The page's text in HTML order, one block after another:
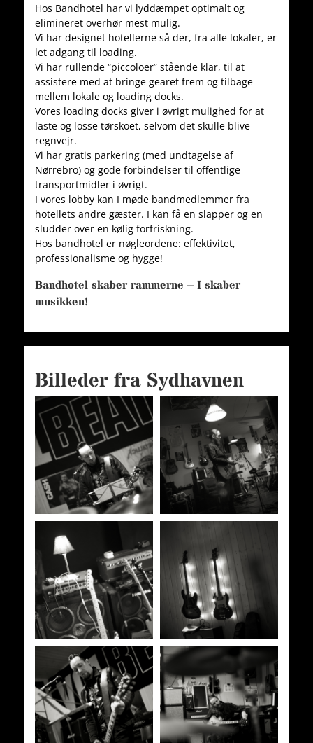
Hos Bandhotel har vi lyddæmpet optimalt og
elimineret overhør mest mulig.
Vi har designet hotellerne så der, fra alle lokaler, er
let adgang til loading.
Vi har rullende “piccoloer” stående klar, til at
assistere med at bringe gearet frem og tilbage
mellem lokale og loading docks.
Vores loading docks giver i øvrigt mulighed for at
laste og losse tørskoet, selvom det skulle blive
regnvejr.
Vi har gratis parkering (med undtagelse af
Nørrebro) og gode forbindelser til offentlige
transportmidler i øvrigt.
I vores lobby kan I møde bandmedlemmer fra
hotellets andre gæster. I kan få en slapper og en
sludder over en kølig forfriskning.
Hos bandhotel er nøgleordene: effektivitet,
professionalisme og hygge!
Bandhotel skaber rammerne – I skaber
musikken!
Billeder fra Sydhavnen